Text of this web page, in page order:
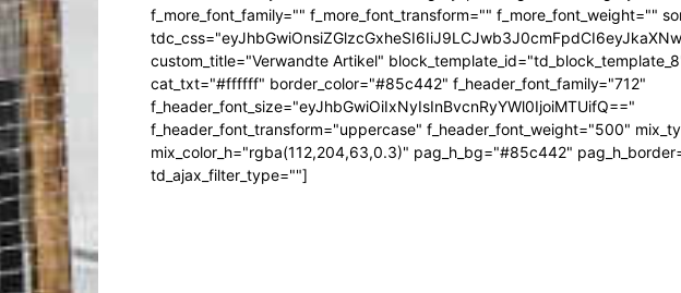
f_more_font_family="" f_more_font_transform="" f_more_font_weight=""
custom_title="Verwandte Artikel"
cat_txt="#ffffff" border_color="#85c442" f_header_font_family="712"
f_header_font_size="eyJhbGwiOiIxNyIsInBvcnRyYWl0IjoiMTUifQ=="
f_header_font_transform="uppercase" f_header_font_weight="500"
mix_color_h="rgba(112,204,63,0.3)" pag_h_bg="#85c442"
td_ajax_filter_type=""]